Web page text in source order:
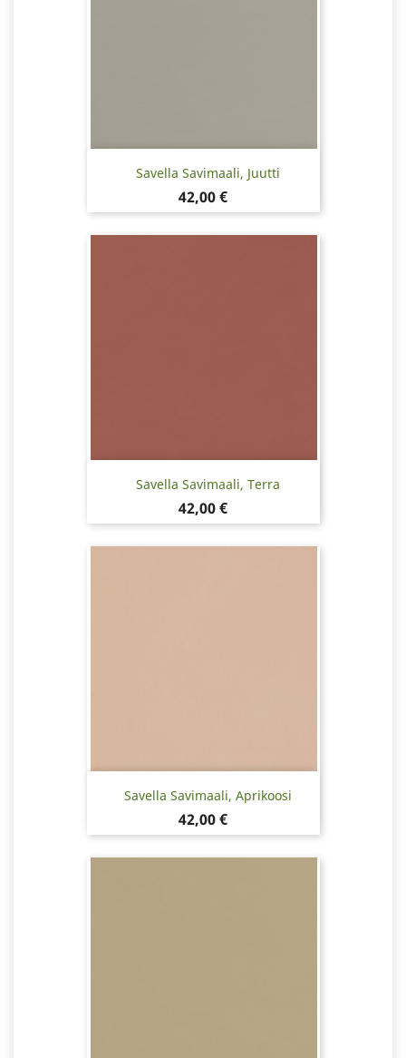
Savella Savimaali, Juutti
Hinta
42,00 €
Savella Savimaali, Terra
Hinta
42,00 €
Savella Savimaali, Aprikoosi
Hinta
42,00 €